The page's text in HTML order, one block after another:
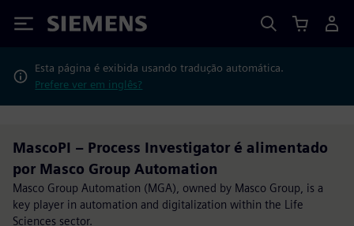
Siemens
Esta página é exibida usando tradução automática.
Prefere ver em inglês?
MascoPI – Process Investigator é alimentado
por Masco Group Automation
Masco Group Automation (MGA), owned by Masco Group, is a
key player in automation and digitalization within the Life
Sciences sector.